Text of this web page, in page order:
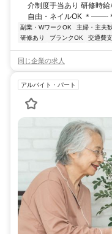
介制度手当あり 研修時
自由・ネイルOK ＊
副業・WワークOK 主婦・主夫
研修あり
ブランクOK 交通費
同じ企業の求人
アルバイト・パート